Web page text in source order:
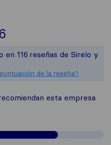
Todas las
en 116 reseñas de Sirelo y
de la reseña?
esta empresa